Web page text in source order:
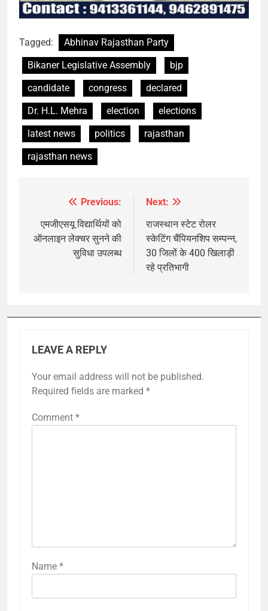
Tagged:
Abhinav Rajasthan Party
Bikaner Legislative Assembly
bjp
candidate
congress
declared
Dr. H.L. Mehra
election
elections
latest news
politics
rajasthan
rajasthan news
navigation
Previous:
एमजीएसयू विद्यार्थियों को
ऑनलाइन लेक्चर सुनने की
सुविधा उपलब्ध
Next:
राजस्थान स्टेट रोलर
स्केटिंग चैंपियनशिप सम्पन्न,
30 जिलों के 400 खिलाड़ी
रहे प्रतिभागी
LEAVE A REPLY
Your email address will not be published.
Required fields are marked *
Comment *
Name *